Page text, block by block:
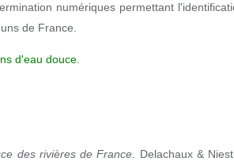
numériques permettant
de France.
d'eau douce
des rivières de France . Delachaux &